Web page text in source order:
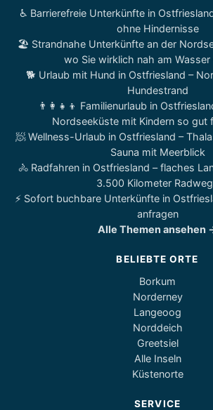
♿ Barrierefreie Unterkünfte in
ohne Hindernisse
🏖️ Strandnahe Unterkünfte an der
wo Sie wirklich nah am
🐕 Urlaub mit Hund in Ostfriesland –
Hundestrand
👨‍👩‍👧‍👦 Familienurlaub in
Nordseeküste mit Kindern so gut
🧖 Wellness-Urlaub in Ostfriesland –
Sauna mit Meerblick
🚴 Radfahren in Ostfriesland – flaches
3.500 Kilometer
⚡ Sofort buchbare Unterkünfte in
anfragen
Alle Themen ansehen
BELIEBTE ORTE
Borkum
Norderney
Langeoog
Norddeich
Greetsiel
Alle Inseln
Küstenorte
SERVICE